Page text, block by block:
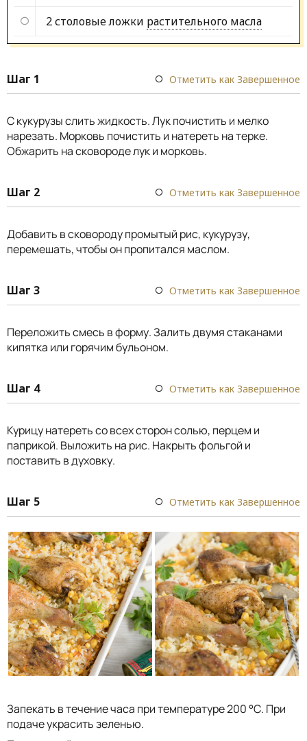
2 столовые ложки растительного масла
Шаг 1 Отметить как Завершенное
С кукурузы слить жидкость. Лук почистить и мелко
нарезать. Морковь почистить и натереть на терке.
Обжарить на сковороде лук и морковь.
Шаг 2 Отметить как Завершенное
Добавить в сковороду промытый рис, кукурузу,
перемешать, чтобы он пропитался маслом.
Шаг 3 Отметить как Завершенное
Переложить смесь в форму. Залить двумя стаканами
кипятка или горячим бульоном.
Шаг 4 Отметить как Завершенное
Курицу натереть со всех сторон солью, перцем и
паприкой. Выложить на рис. Накрыть фольгой и
поставить в духовку.
Шаг 5 Отметить как Завершенное
Запекать в течение часа при температуре 200 °С. При
подаче украсить зеленью.